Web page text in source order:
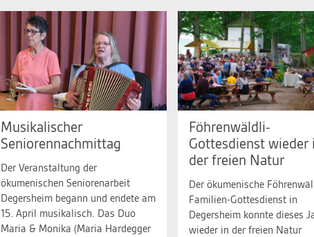
Musikalischer
Seniorennachmittag
Der Veranstaltung der
ökumenischen Seniorenarbeit
Degersheim begann und endete am
15. April musikalisch. Das Duo
Maria & Monika (Maria Hardegger
Föhrenwäldli-
Gottesdienst wieder
der freien Natur
Der ökumenische
Familien-Gottesdienst in
Degersheim konnte dieses
wieder in der freien Natur